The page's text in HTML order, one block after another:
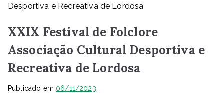
XXIX Festival de Folclore
Associação Cultural Desportiva e
Recreativa de Lordosa
Publicado em 06/11/2023